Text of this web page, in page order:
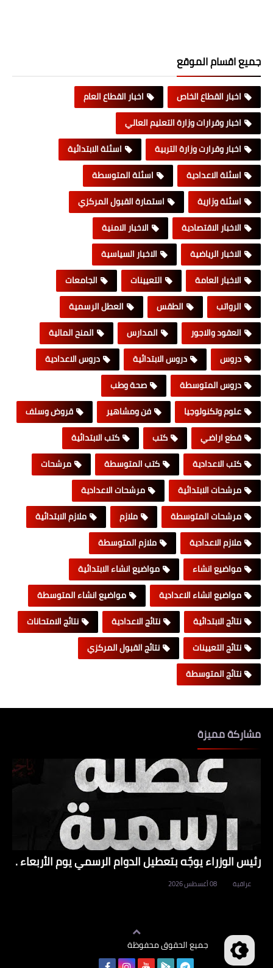
جميع اقسام الموقع
اخبار القطاع الخاص
اخبار القطاع العام
اخبار وقرارات وزارة التعليم العالي
اخبار وقرارت وزارة التربية
اسئلة الابتدائية
اسئلة الاعدادية
اسئلة المتوسطة
اسئلة وزارية
استمارة القبول المركزي
الاخبار الاقتصادية
الاخبار الامنية
الاخبار الرياضية
الاخبار السياسية
الاخبار العامة
التعيينات
الجامعات
الرواتب
الطقس
العطل الرسمية
العقود والاجور
المدارس
المنح المالية
دروس
دروس الابتدائية
دروس الاعدادية
دروس المتوسطة
صحة وطب
علوم وتكنولوجيا
فن ومشاهير
قروض وسلف
قطع اراضي
كتب
كتب الابتدائية
كتب الاعدادية
كتب المتوسطة
مرشحات
مرشحات الابتدائية
مرشحات الاعدادية
مرشحات المتوسطة
ملازم
ملازم الابتدائية
ملازم الاعدادية
ملازم المتوسطة
مواضيع انشاء
مواضيع انشاء الابتدائية
مواضيع انشاء الاعدادية
مواضيع انشاء المتوسطة
نتائج الابتدائية
نتائج الاعدادية
نتائج الامتحانات
نتائج التعيينات
نتائج القبول المركزي
نتائج المتوسطة
مشاركة مميزة
رئيس الوزراء يوجّه بتعطيل الدوام الرسمي يوم الأربعاء .
عراقية 08 أغسطس 2026
جميع الحقوق محفوظة